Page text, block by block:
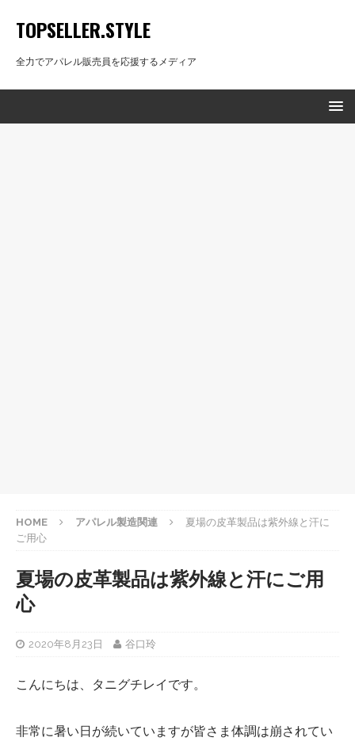
TOPSELLER.STYLE
全力でアパレル販売員を応援するメディア
HOME アパレル製造関連
夏場の皮革製品は紫外線と汗に
ご用心
夏場の皮革製品は紫外線と汗にご用
心
2020年8月23日 谷口玲
こんにちは、タニグチレイです。
非常に暑い日が続いていますが皆さま体調は崩されてい